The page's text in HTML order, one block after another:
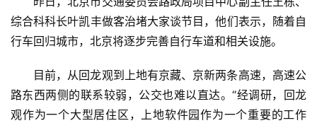
综合科科长叶凯丰做客治堵大家谈节目，他们表示，随着自
行车回归城市，北京将逐步完善自行车道和相关设施。
目前，从回龙观到上地有京藏、京新两条高速，高速公
路东西两侧的联系较弱，公交也难以直达。“经调研，回龙
观作为一个大型居住区，上地软件园作为一个重要的工作